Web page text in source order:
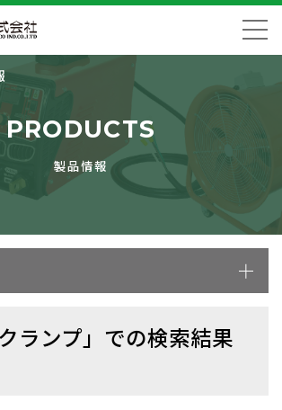
PRODUCTS
製品情報
クランプ」での検索結果